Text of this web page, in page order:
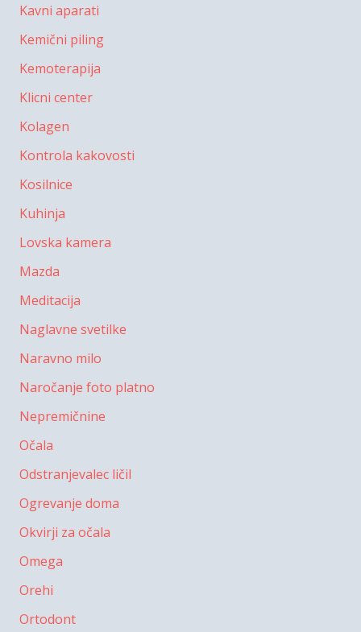
Kavni aparati
Kemični piling
Kemoterapija
Klicni center
Kolagen
Kontrola kakovosti
Kosilnice
Kuhinja
Lovska kamera
Mazda
Meditacija
Naglavne svetilke
Naravno milo
Naročanje foto platno
Nepremičnine
Očala
Odstranjevalec ličil
Ogrevanje doma
Okvirji za očala
Omega
Orehi
Ortodont